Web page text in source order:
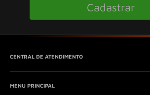
Cadastrar
CENTRAL DE ATENDIMENTO
E-mail:
MENU PRINCIPAL